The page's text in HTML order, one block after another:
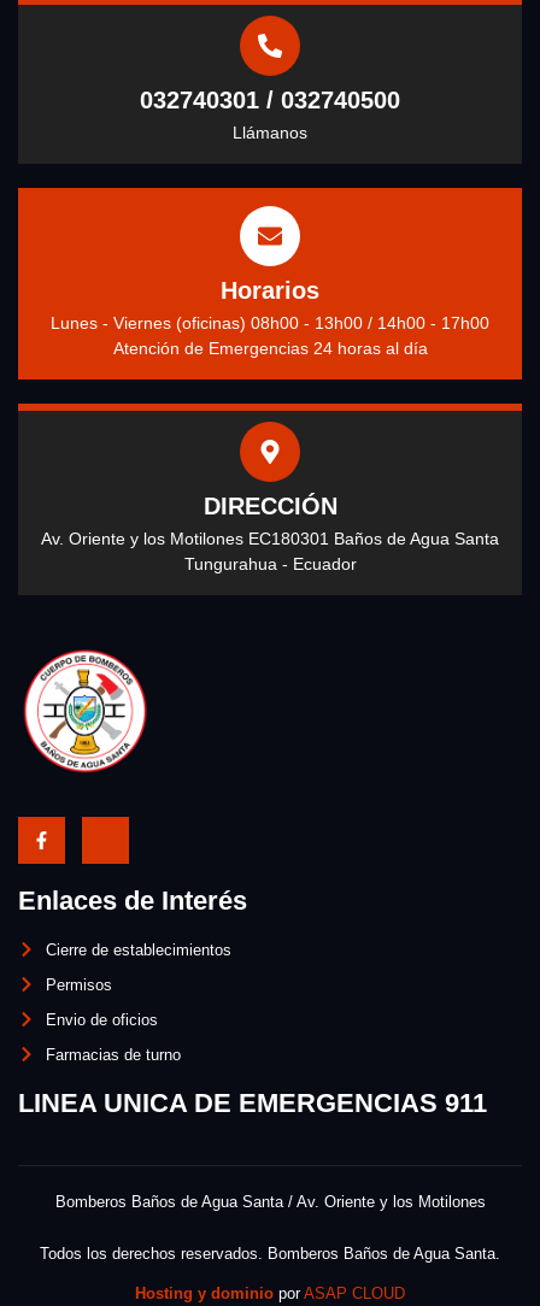
032740301 / 032740500
Llámanos
Horarios
Lunes - Viernes (oficinas) 08h00 - 13h00 / 14h00 - 17h00
Atención de Emergencias 24 horas al día
DIRECCIÓN
Av. Oriente y los Motilones EC180301 Baños de Agua Santa
Tungurahua - Ecuador
Enlaces de Interés
Cierre de establecimientos
Permisos
Envio de oficios
Farmacias de turno
LINEA UNICA DE EMERGENCIAS 911
Bomberos Baños de Agua Santa / Av. Oriente y los Motilones
Todos los derechos reservados. Bomberos Baños de Agua Santa.
Hosting y dominio porASAP CLOUD